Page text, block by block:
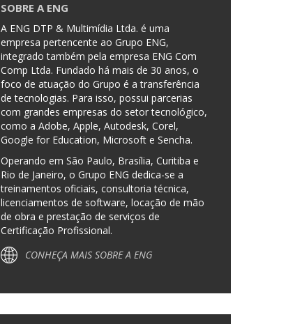
SOBRE A ENG
A ENG DTP & Multimídia Ltda. é uma
empresa pertencente ao Grupo ENG,
integrado também pela empresa ENG Com
Comp Ltda. Fundado há mais de 30 anos, o
foco de atuação do Grupo é a transferência
de tecnologias. Para isso, possui parcerias
com grandes empresas do setor tecnológico,
como a Adobe, Apple, Autodesk, Corel,
Google for Education, Microsoft e Sencha.
Operando em São Paulo, Brasília, Curitiba e
Rio de Janeiro, o Grupo ENG dedica-se a
treinamentos oficiais, consultoria técnica,
licenciamentos de software, locação de mão
de obra e prestação de serviços de
Certificação Profissional.
CONHEÇA MAIS SOBRE A ENG